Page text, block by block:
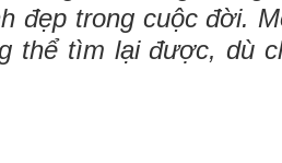
đẹp trong cuộc đời.
thể tìm lại được, dù